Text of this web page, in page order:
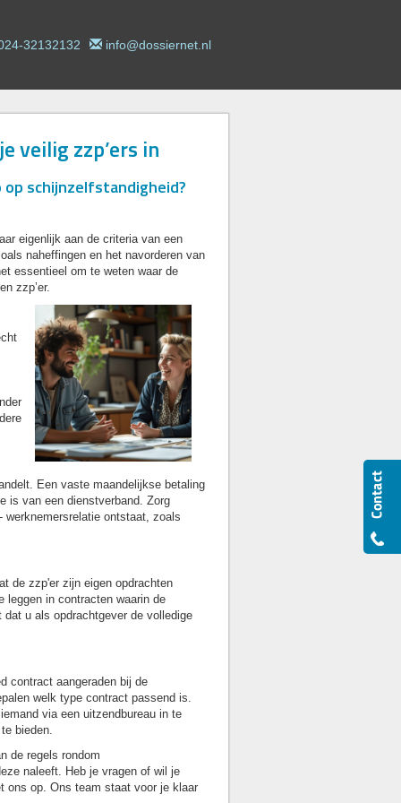
32132132 info@dossiernet.nl
veilig zzp’ers in
schijnzelfstandigheid?
eigenlijk aan de criteria van een
naheffingen en het navorderen van
essentieel om te weten waar de
zzp’er.
Een vaste maandelijkse betaling
is van een dienstverband. Zorg
werknemersrelatie ontstaat, zoals
de zzp'er zijn eigen opdrachten
leggen in contracten waarin de
u als opdrachtgever de volledige
contract aangeraden bij de
welk type contract passend is.
via een uitzendbureau in te
bieden.
de regels rondom
naleeft. Heb je vragen of wil je
ons op. Ons team staat voor je klaar